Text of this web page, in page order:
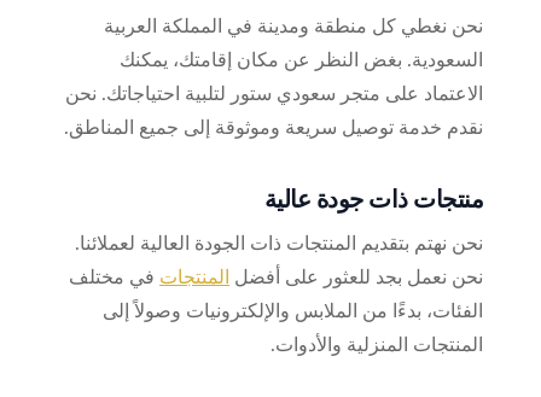
نحن نغطي كل منطقة ومدينة في المملكة العربية
السعودية. بغض النظر عن مكان إقامتك، يمكنك
الاعتماد على متجر سعودي ستور لتلبية احتياجاتك. نحن
نقدم خدمة توصيل سريعة وموثوقة إلى جميع المناطق.
منتجات ذات جودة عالية
نحن نهتم بتقديم المنتجات ذات الجودة العالية لعملائنا.
نحن نعمل بجد للعثور على أفضل
المنتجات في مختلف
الفئات، بدءًا من الملابس والإلكترونيات وصولاً إلى
المنتجات المنزلية والأدوات.